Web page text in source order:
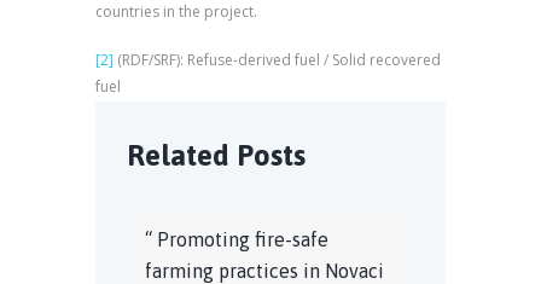
countries in the project.
[2] (RDF/SRF): Refuse-derived fuel / Solid recovered
fuel
Related Posts
“ Promoting fire-safe
farming practices in Novaci